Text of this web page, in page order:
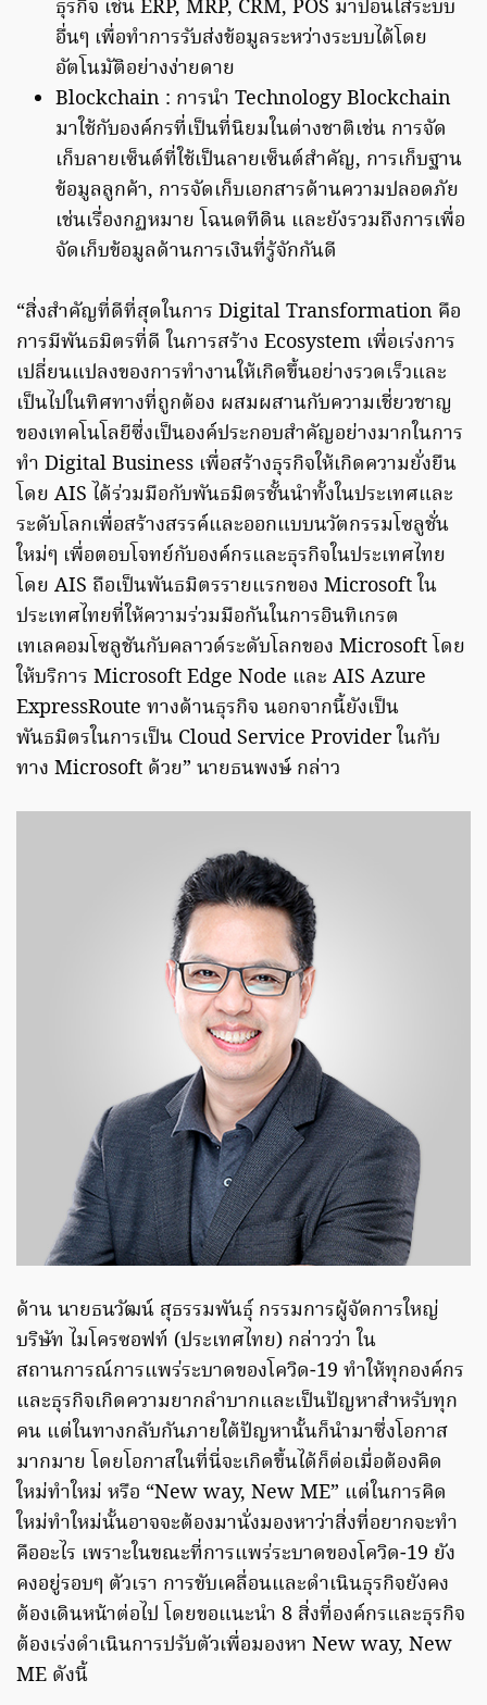
ธุรกิจ เช่น ERP, MRP, CRM, POS มาป้อนใส่ระบบ
อื่นๆ เพื่อทำการรับส่งข้อมูลระหว่างระบบได้โดย
อัตโนมัติอย่างง่ายดาย
Blockchain : การนำ Technology Blockchain
มาใช้กับองค์กรที่เป็นที่นิยมในต่างชาติเช่น การจัด
เก็บลายเซ็นต์ที่ใช้เป็นลายเซ็นต์สำคัญ, การเก็บฐาน
ข้อมูลลูกค้า, การจัดเก็บเอกสารด้านความปลอดภัย
เช่นเรื่องกฏหมาย โฉนดทีดิน และยังรวมถึงการเพื่อ
จัดเก็บข้อมูลด้านการเงินที่รู้จักกันดี
“สิ่งสำคัญที่ดีที่สุดในการ Digital Transformation คือ
การมีพันธมิตรที่ดี ในการสร้าง Ecosystem เพื่อเร่งการ
เปลี่ยนแปลงของการทำงานให้เกิดขึ้นอย่างรวดเร็วและ
เป็นไปในทิศทางที่ถูกต้อง ผสมผสานกับความเชี่ยวชาญ
ของเทคโนโลยีซึ่งเป็นองค์ประกอบสำคัญอย่างมากในการ
ทำ Digital Business เพื่อสร้างธุรกิจให้เกิดความยั่งยืน
โดย AIS ได้ร่วมมือกับพันธมิตรชั้นนำทั้งในประเทศและ
ระดับโลกเพื่อสร้างสรรค์และออกแบบนวัตกรรมโซลูชั่น
ใหม่ๆ เพื่อตอบโจทย์กับองค์กรและธุรกิจในประเทศไทย
โดย AIS ถือเป็นพันธมิตรรายแรกของ Microsoft ใน
ประเทศไทยที่ให้ความร่วมมือกันในการอินทิเกรต
เทเลคอมโซลูชันกับคลาวด์ระดับโลกของ Microsoft โดย
ให้บริการ Microsoft Edge Node และ AIS Azure
ExpressRoute ทางด้านธุรกิจ นอกจากนี้ยังเป็น
พันธมิตรในการเป็น Cloud Service Provider ในกับ
ทาง Microsoft ด้วย” นายธนพงษ์ กล่าว
ด้าน นายธนวัฒน์ สุธรรมพันธุ์ กรรมการผู้จัดการใหญ่
บริษัท ไมโครซอฟท์ (ประเทศไทย) กล่าวว่า ใน
สถานการณ์การแพร่ระบาดของโควิด-19 ทำให้ทุกองค์กร
และธุรกิจเกิดความยากลำบากและเป็นปัญหาสำหรับทุก
คน แต่ในทางกลับกันภายใต้ปัญหานั้นก็นำมาซึ่งโอกาส
มากมาย โดยโอกาสในที่นี่จะเกิดขึ้นได้ก็ต่อเมื่อต้องคิด
ใหม่ทำใหม่ หรือ “New way, New ME” แต่ในการคิด
ใหม่ทำใหม่นั้นอาจจะต้องมานั่งมองหาว่าสิ่งที่อยากจะทำ
คืออะไร เพราะในขณะที่การแพร่ระบาดของโควิด-19 ยัง
คงอยู่รอบๆ ตัวเรา การขับเคลื่อนและดำเนินธุรกิจยังคง
ต้องเดินหน้าต่อไป โดยขอแนะนำ 8 สิ่งที่องค์กรและธุรกิจ
ต้องเร่งดำเนินการปรับตัวเพื่อมองหา New way, New
ME ดังนี้